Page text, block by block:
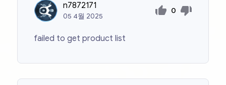
n7872171
05 4월 2025
0
failed to get product list